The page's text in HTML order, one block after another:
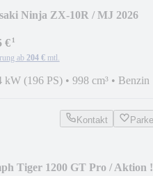
Ninja ZX-10R / MJ 2026
€¹
ab 204 € mtl.
kW (196 PS) • 998 cm³ • Benzin
Kontakt
Tiger 1200 GT Pro / Aktion !